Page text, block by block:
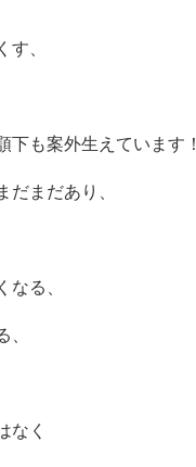
す、
下も案外生えています！
だまだあり、
なる、
、
なく